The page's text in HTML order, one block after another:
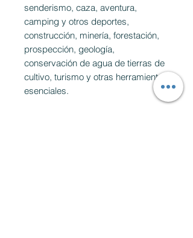
senderismo, caza, aventura,
camping y otros deportes,
construcción, minería, forestación,
prospección, geología,
conservación de agua de tierras de
cultivo, turismo y otras herramientas
esenciales.